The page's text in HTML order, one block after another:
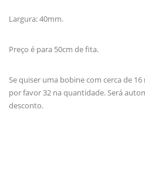
Largura: 40mm.
Preço é para 50cm de fita.
Se quiser uma bobine com cerca de
por favor 32 na quantidade. Será
desconto.